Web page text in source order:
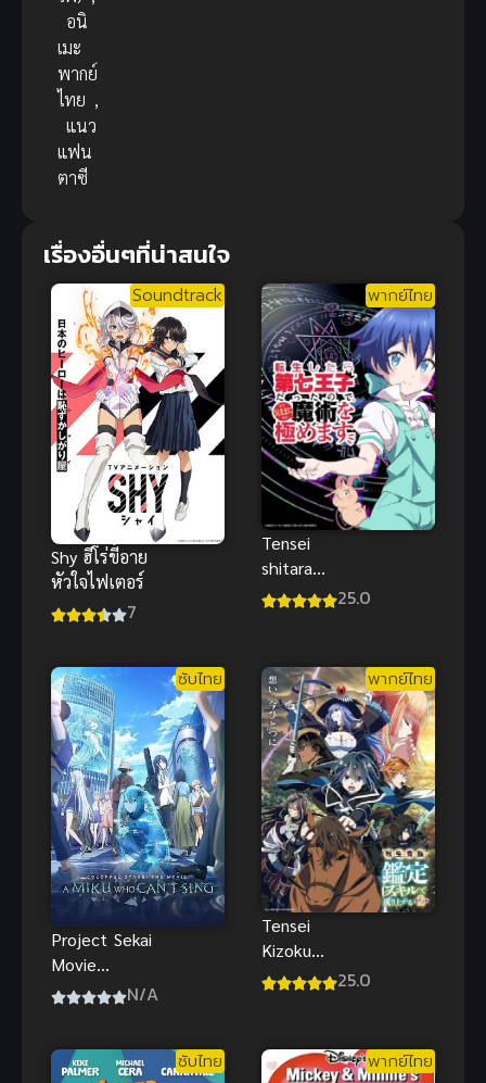
อนิ
เมะ
พากย์
ไทย ,
แนว
แฟน
ตาซี
เรื่องอื่นๆที่น่าสนใจ
Soundtrack
Shy ฮีโร่ขี้อาย
หัวใจไฟเตอร์
7
พากย์ไทย
Tensei
shitara
Dainana Ouji25.0
ซับไทย
Project Sekai
Movie
KowaretaN/A
พากย์ไทย
Tensei
Kizoku
Kantei Skill25.0
ซับไทย พากย์ไทย